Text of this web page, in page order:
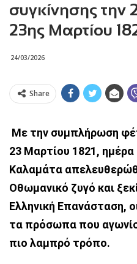
συγκίνησης την
23ης Μαρτίου
24/03/2026
Share
Με την συμπλήρωση
23 Μαρτίου 1821,
Καλαμάτα
Οθωμανικό ζυγό και
Ελληνική Επανάσταση,
τα πρόσωπα που
πιο λαμπρό τρόπο.